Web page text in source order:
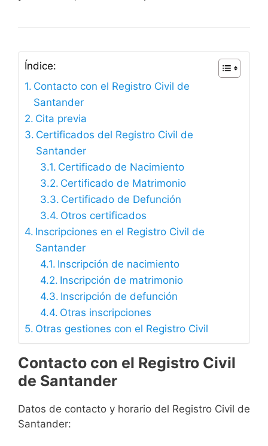
Índice:
Contacto con el Registro Civil de
Santander
Cita previa
Certificados del Registro Civil de
Santander
Certificado de Nacimiento
Certificado de Matrimonio
Certificado de Defunción
Otros certificados
Inscripciones en el Registro Civil de
Santander
Inscripción de nacimiento
Inscripción de matrimonio
Inscripción de defunción
Otras inscripciones
Otras gestiones con el Registro Civil
Contacto con el Registro Civil
de Santander
Datos de contacto y horario del Registro Civil de
Santander: